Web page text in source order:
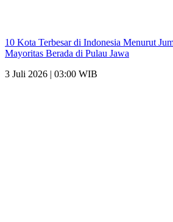
10 Kota Terbesar di Indonesia Menurut
Mayoritas Berada di Pulau Jawa
3 Juli 2026 | 03:00 WIB